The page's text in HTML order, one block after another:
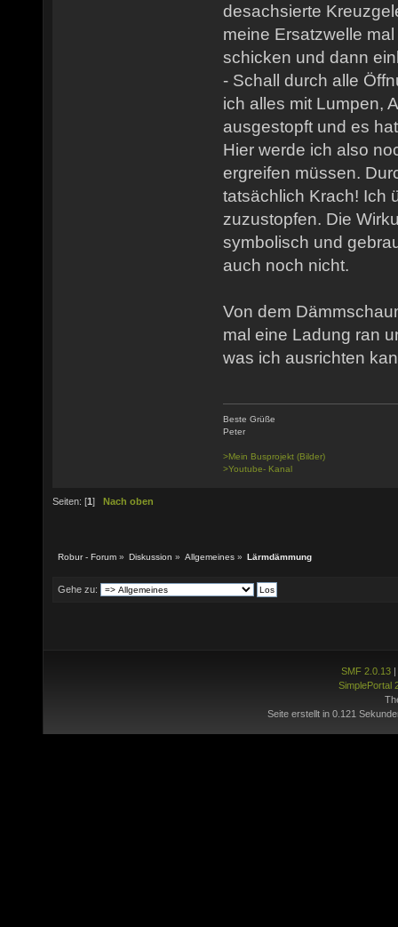
desachsierte
meine Ersatzwelle
schicken und dann
- Schall durch alle
ich alles mit Lumpen,
ausgestopft und es
Hier werde ich also
ergreifen müssen.
tatsächlich Krach! Ich
zuzustopfen. Die
symbolisch und
auch noch nicht.
Von dem
mal eine Ladung ran
was ich ausrichten
Beste Grüße
Peter
>Mein Busprojekt (Bilder)
>Youtube- Kanal
Seiten: [1 ] Nach oben
Robur - Forum » Diskussion » Allgemeines » Lärmdämmung
Gehe zu:
SMF 2.0.13|
SimplePortal
Seite erstellt in 0.121